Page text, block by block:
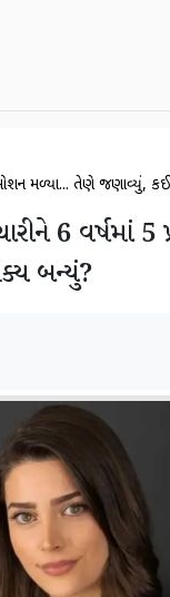
મળ્યા... તેણે
6 વર્ષમાં
બન્યું?